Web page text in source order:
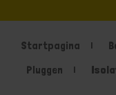
Startpagina
Pluggen